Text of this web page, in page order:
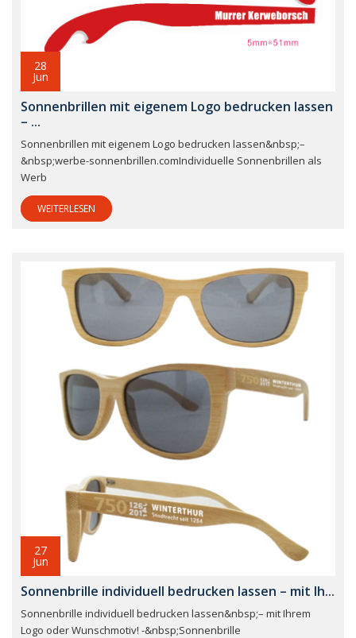
28
Jun
Sonnenbrillen mit eigenem Logo bedrucken lassen
– ...
Sonnenbrillen mit eigenem Logo bedrucken lassen&nbsp;–
&nbsp;werbe-sonnenbrillen.comIndividuelle Sonnenbrillen als
Werb
WEITERLESEN
27
Jun
Sonnenbrille individuell bedrucken lassen – mit Ih...
Sonnenbrille individuell bedrucken lassen&nbsp;– mit Ihrem
Logo oder Wunschmotiv! -&nbsp;Sonnenbrille